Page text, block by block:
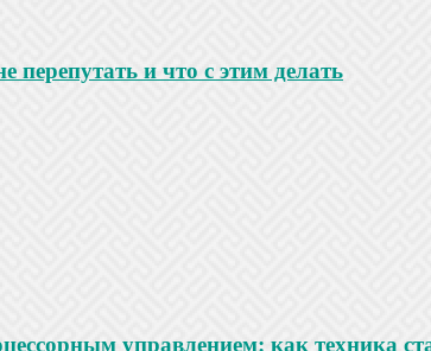
и что с этим делать
управлением: как техника